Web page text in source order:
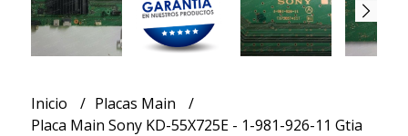
Inicio
Placas Main
Placa Main Sony KD-55X725E - 1-981-926-11 Gtia